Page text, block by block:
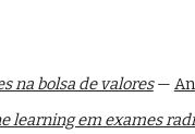
na bolsa de valores—
learning em exames